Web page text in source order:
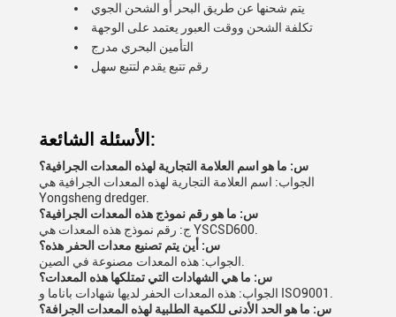
يتم شحنها عن طريق البحر أو الشحن الجوي
تكلفة الشحن ووقت العبور يعتمد على الوجهة
التأمين البحري مدرج
رقم تتبع يقدم لتتبع سهل
الأسئلة الشائعة:
س: ما هو اسم العلامة التجارية لهذه المعدات الجرافية؟
الجواب: اسم العلامة التجارية لهذه المعدات الجرافية هي
Yongsheng dredger.
س: ما هو رقم نموذج هذه المعدات الجرافية؟
ج: رقم نموذج هذه المعدات هي YSCSD600.
س: أين يتم تصنيع معدات الحفر هذه؟
س: ما هي الشهادات التي تمتلكها هذه المعدات؟
الجواب: هذه المعدات الحفر لديها شهادات باناما و ISO9001.
س: ما هو الحد الأدنى للكمية الطلبية لهذه المعدات الجرافة؟